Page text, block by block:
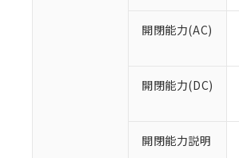
開閉能力(AC)
開閉能力(DC)
開閉能力説明